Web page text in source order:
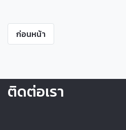
ก่อนหน้า
ติดต่อเรา